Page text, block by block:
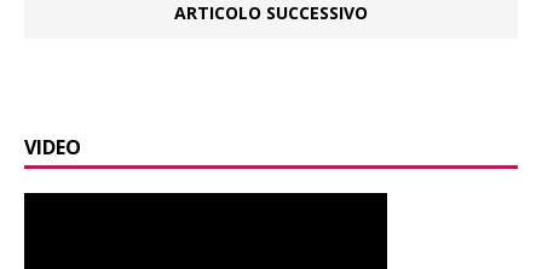
ARTICOLO SUCCESSIVO
VIDEO